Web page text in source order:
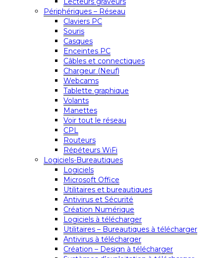
Périphériques – Réseau
Claviers PC
Souris
Casques
Enceintes PC
Câbles et connectiques
Chargeur (Neuf)
Webcams
Tablette graphique
Volants
Manettes
Voir tout le réseau
CPL
Routeurs
Répéteurs WiFi
Logiciels-Bureautiques
Logiciels
Microsoft Office
Utilitaires et bureautiques
Antivirus et Sécurité
Création Numérique
Logiciels à télécharger
Utilitaires – Bureautiques à télécharger
Antivirus à télécharger
Création – Design à télécharger